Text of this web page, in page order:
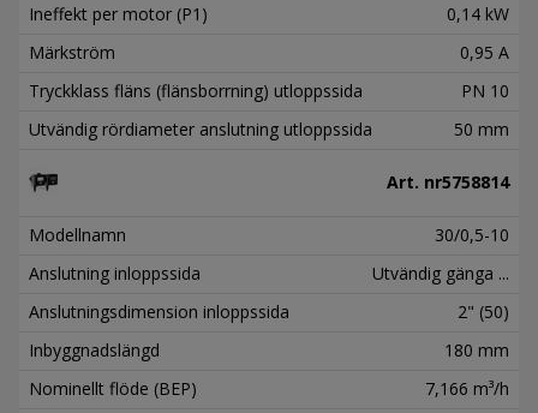
Ineffekt per motor (P1)
0,14 kW
Märkström
0,95 A
Tryckklass fläns (flänsborrning) utloppssida
PN 10
Utvändig rördiameter anslutning utloppssida
50 mm
Art. nr5758814
Modellnamn
30/0,5-10
Anslutning inloppssida
Utvändig gänga ...
Anslutningsdimension inloppssida
2" (50)
Inbyggnadslängd
180 mm
Nominellt flöde (BEP)
7,166 m³/h